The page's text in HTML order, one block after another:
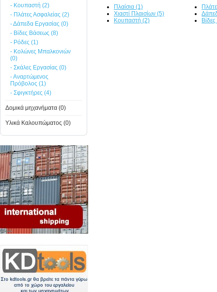
- Κουπαστή (2)
- Πλάτες Ασφαλείας (2)
- Δάπεδα Εργασίας (0)
- Βίδες Βάσεως (8)
- Ρόδες (1)
- Κολώνες Μπαλκονιών
(0)
- Σκάλες Εργασίας (0)
- Αναρτώμενος
Πρόβολος (1)
- Σφιγκτήρες (4)
Δομικά μηχανήματα (0)
Υλικά Καλουπώματος (0)
Πλαίσια (1)
Χιαστί Πλαισίων (5)
Κουπαστή (2)